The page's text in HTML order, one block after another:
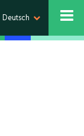
Deutsch